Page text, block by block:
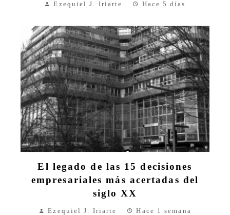
Ezequiel J. Iriarte Hace 5 días
El legado de las 15 decisiones
empresariales más acertadas del
siglo XX
Ezequiel J. Iriarte Hace 1 semana